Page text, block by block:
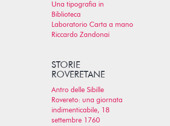
Una tipografia in
Biblioteca
Laboratorio Carta a mano
Riccardo Zandonai
STORIE
ROVERETANE
Antro delle Sibille
Rovereto: una giornata
indimenticabile, 18
settembre 1760